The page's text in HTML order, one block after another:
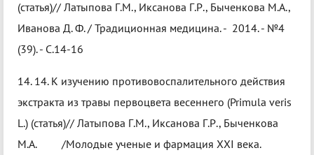
(статья)// Латыпова Г.М., Иксанова Г.Р., Быченкова М.А.,
Иванова Д. Ф. / Традиционная медицина. - 2014. - №4
(39). - С.14-16
14. 14. К изучению противовоспалительного действия
экстракта из травы первоцвета весеннего (Primula veris
L.) (статья)// Латыпова Г.М., Иксанова Г.Р., Быченкова
М.А. /Молодые ученые и фармация XXI века.